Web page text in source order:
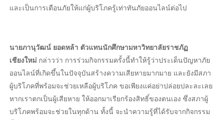
และเป็นการเตือนภัยให้แก่ผู้บริโภครู้เท่าทันภัยออนไลน์ต่อไป
นายภานุวัฒน์ ยอดหล้า ตัวแทนนักศึกษามหาวิทยาลัยราชภัฏ
เชียงใหม่กล่าวว่า การร่วมกิจกรรมครั้งนี้ทำให้รู้ว่าประเด็นปัญหาภัย
ออนไลน์ที่เกิดขึ้นในปัจจุบันสร้างความเสียหายมากมาย และยังมีสภา
ผู้บริโภคที่พร้อมจะช่วยเหลือผู้บริโภค ขอเพียงแค่อย่าปล่อยปละละเลย
หากเราตกเป็นผู้เสียหาย ให้ออกมาเรียกร้องสิทธิ์ของตนเอง ซึ่งสภาผู้
บริโภคพร้อมจะช่วยในทุกด้าน ทั้งนี้ จะนำความรู้ที่ได้รับจากกิจกรรม